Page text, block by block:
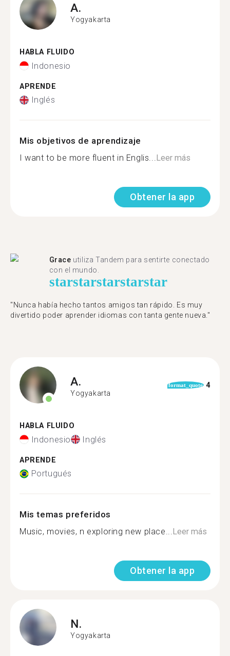
A.
Yogyakarta
HABLA FLUIDO
Indonesio
APRENDE
Inglés
Mis objetivos de aprendizaje
I want to be more fluent in Englis...Leer más
Obtener la app
Grace utiliza Tandem para sentirte conectado
con el mundo.
starstarstarstarstar
"Nunca había hecho tantos amigos tan rápido. Es muy
divertido poder aprender idiomas con tanta gente nueva."
A.
Yogyakarta
format_quote 4
HABLA FLUIDO
Indonesio Inglés
APRENDE
Portugués
Mis temas preferidos
Music, movies, n exploring new place...Leer más
Obtener la app
N.
Yogyakarta